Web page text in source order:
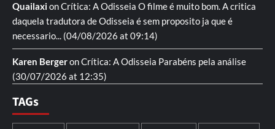
QuailaxionCrítica: A Odisseia O filme é muito bom. A critica
daquela tradutora de Odisseia é sem proposito ja que é
necessario... (04/08/2026 at 09:14)
Karen BergeronCrítica: A Odisseia Parabéns pela análise
(30/07/2026 at 12:35)
TAGs